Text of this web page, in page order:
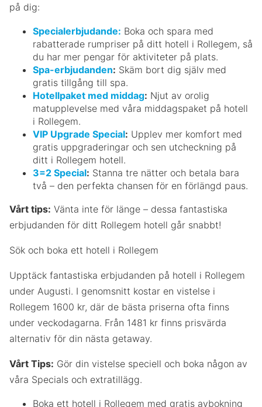
på dig:
Specialerbjudande: Boka och spara med
rabatterade rumpriser på ditt hotell i Rollegem, så
du har mer pengar för aktiviteter på plats.
Spa-erbjudanden: Skäm bort dig själv med
gratis tillgång till spa.
Hotellpaket med middag: Njut av orolig
matupplevelse med våra middagspaket på hotell
i Rollegem.
VIP Upgrade Special: Upplev mer komfort med
gratis uppgraderingar och sen utcheckning på
ditt i Rollegem hotell.
3=2 Special: Stanna tre nätter och betala bara
två – den perfekta chansen för en förlängd paus.
Vårt tips: Vänta inte för länge – dessa fantastiska
erbjudanden för ditt Rollegem hotell går snabbt!
Sök och boka ett hotell i Rollegem
Upptäck fantastiska erbjudanden på hotell i Rollegem
under Augusti. I genomsnitt kostar en vistelse i
Rollegem 1600 kr, där de bästa priserna ofta finns
under veckodagarna. Från 1481 kr finns prisvärda
alternativ för din nästa getaway.
Vårt Tips: Gör din vistelse speciell och boka någon av
våra Specials och extratillägg.
Boka ett hotell i Rollegem med gratis avbokning